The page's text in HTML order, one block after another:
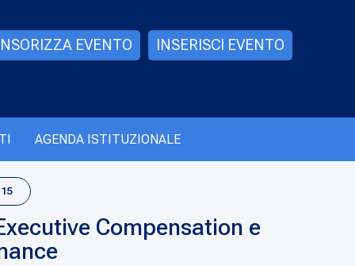
EVENTO INSERISCI EVENTO
AGENDA ISTITUZIONALE
Compensation e